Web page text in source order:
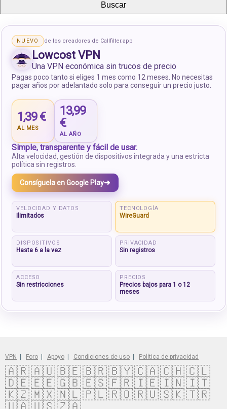
Buscar
NUEVO de los creadores de Callfilter.app
Lowcost VPN
Una VPN económica sin trucos de precio
Pagas poco tanto si eliges 1 mes como 12 meses. No necesitas
pagar años por adelantado solo para conseguir un precio justo.
1,39 €
AL MES
13,99
€
AL AÑO
Simple, transparente y fácil de usar.
Alta velocidad, gestión de dispositivos integrada y una estricta
política sin registros.
Consíguela en Google Play➜
VELOCIDAD Y DATOS
Ilimitados
TECNOLOGÍA
WireGuard
DISPOSITIVOS
Hasta 6 a la vez
PRIVACIDAD
Sin registros
ACCESO
Sin restricciones
PRECIOS
Precios bajos para 1 o 12
meses
VPN | Foro | Apoyo | Condiciones de uso | Política de privacidad
🇦🇷🇦🇺🇧🇪🇧🇷🇧🇾🇨🇦🇨🇭🇨🇱
🇩🇪🇪🇪🇬🇧🇪🇸🇫🇷🇮🇪🇮🇳🇮🇹
🇰🇿🇲🇽🇳🇱🇵🇱🇷🇴🇷🇺🇸🇰🇹🇷